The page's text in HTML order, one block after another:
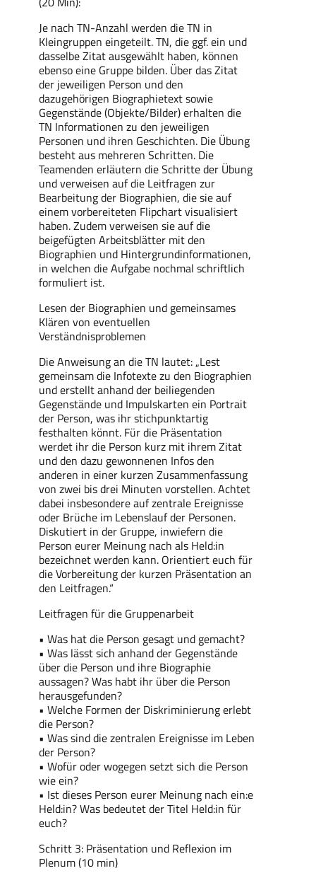
Je nach TN-Anzahl werden die TN in
Kleingruppen eingeteilt. TN, die ggf. ein und
dasselbe Zitat ausgewählt haben, können
ebenso eine Gruppe bilden. Über das Zitat
der jeweiligen Person und den
dazugehörigen Biographietext sowie
Gegenstände (Objekte/Bilder) erhalten die
TN Informationen zu den jeweiligen
Personen und ihren Geschichten. Die Übung
besteht aus mehreren Schritten. Die
Teamenden erläutern die Schritte der Übung
und verweisen auf die Leitfragen zur
Bearbeitung der Biographien, die sie auf
einem vorbereiteten Flipchart visualisiert
haben. Zudem verweisen sie auf die
beigefügten Arbeitsblätter mit den
Biographien und Hintergrundinformationen,
in welchen die Aufgabe nochmal schriftlich
formuliert ist.
Lesen der Biographien und gemeinsames
Klären von eventuellen
Verständnisproblemen
Die Anweisung an die TN lautet: „Lest
gemeinsam die Infotexte zu den Biographien
und erstellt anhand der beiliegenden
Gegenstände und Impulskarten ein Portrait
der Person, was ihr stichpunktartig
festhalten könnt. Für die Präsentation
werdet ihr die Person kurz mit ihrem Zitat
und den dazu gewonnenen Infos den
anderen in einer kurzen Zusammenfassung
von zwei bis drei Minuten vorstellen. Achtet
dabei insbesondere auf zentrale Ereignisse
oder Brüche im Lebenslauf der Personen.
Diskutiert in der Gruppe, inwiefern die
Person eurer Meinung nach als Held:in
bezeichnet werden kann. Orientiert euch für
die Vorbereitung der kurzen Präsentation an
den Leitfragen.“
Leitfragen für die Gruppenarbeit
• Was hat die Person gesagt und gemacht?
• Was lässt sich anhand der Gegenstände
über die Person und ihre Biographie
aussagen? Was habt ihr über die Person
herausgefunden?
• Welche Formen der Diskriminierung erlebt
die Person?
• Was sind die zentralen Ereignisse im Leben
der Person?
• Wofür oder wogegen setzt sich die Person
wie ein?
• Ist dieses Person eurer Meinung nach ein:e
Held:in? Was bedeutet der Titel Held:in für
euch?
Schritt 3: Präsentation und Reflexion im
Plenum (10 min)